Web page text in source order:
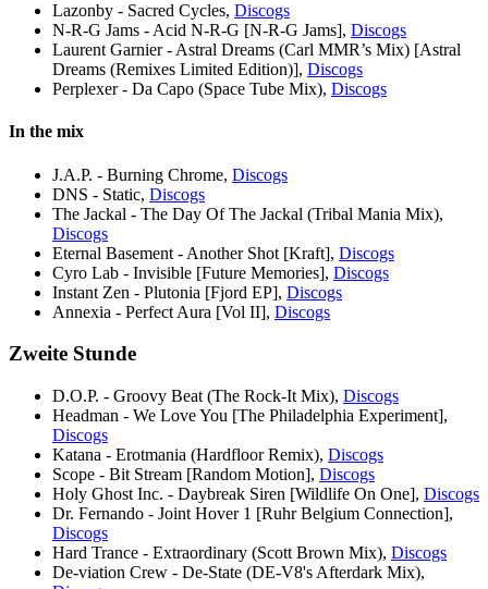
Lazonby - Sacred Cycles, Discogs
N-R-G Jams - Acid N-R-G [N-R-G Jams], Discogs
Laurent Garnier - Astral Dreams (Carl MMR’s Mix) [Astral
Dreams (Remixes Limited Edition)], Discogs
Perplexer - Da Capo (Space Tube Mix), Discogs
In the mix
J.A.P. - Burning Chrome, Discogs
DNS - Static, Discogs
The Jackal - The Day Of The Jackal (Tribal Mania Mix),
Discogs
Eternal Basement - Another Shot [Kraft], Discogs
Cyro Lab - Invisible [Future Memories], Discogs
Instant Zen - Plutonia [Fjord EP], Discogs
Annexia - Perfect Aura [Vol II], Discogs
Zweite Stunde
D.O.P. - Groovy Beat (The Rock-It Mix), Discogs
Headman - We Love You [The Philadelphia Experiment],
Discogs
Katana - Erotmania (Hardfloor Remix), Discogs
Scope - Bit Stream [Random Motion], Discogs
Holy Ghost Inc. - Daybreak Siren [Wildlife On One], Discogs
Dr. Fernando - Joint Hover 1 [Ruhr Belgium Connection],
Discogs
Hard Trance - Extraordinary (Scott Brown Mix), Discogs
De-viation Crew - De-State (DE-V8's Afterdark Mix),